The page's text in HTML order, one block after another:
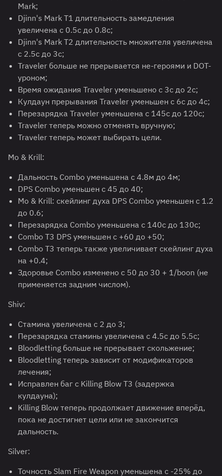
Mark;
Djinn's Mark T1 длительность замедления
увеличена с 0.5с до 0.8с;
Djinn's Mark T2 длительность множителя увеличена
с 2.5с до 3с;
Traveler больше не прерывается не-героями и DOT-
уроном;
Время ожидания Traveler уменьшено с 3с до 2с;
Кулдаун прерывания Traveler уменьшен с 6с до 4с;
Перезарядка Traveler уменьшена с 145с до 120с;
Traveler теперь можно отменять вручную;
Traveler теперь может выбирать цели.
Mo & Krill:
Дальность Combo уменьшена с 4.8м до 4м;
DPS Combo уменьшен с 45 до 40;
Mo & Krill: скейлинг духа DPS Combo уменьшен с 1.2
до 0.6;
Перезарядка Combo уменьшена с 140с до 130с;
Combo T3 DPS уменьшен с +60 до +50;
Combo T3 теперь также увеличивает скейлинг духа
на +0.4;
Здоровье Combo изменено с 50 до 30 + 1/boon (не
применяется задним числом).
Shiv:
Стамина увеличена с 2 до 3;
Перезарядка стамины увеличена с 4.5с до 5.5с;
Bloodletting больше не прерывает скольжение;
Bloodletting теперь зависит от модификаторов
лечения;
Исправлен баг с Killing Blow T3 (задержка
кулдауна);
Killing Blow теперь продолжает движение вперёд,
пока не достигнет цели или не закончится
дальность.
Silver:
Точность Slam Fire Weapon уменьшена с -25% до